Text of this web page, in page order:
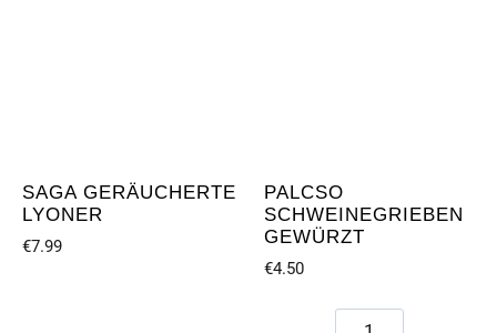
SAGA GERÄUCHERTE
LYONER
€7.99
PALCSO
SCHWEINEGRIEBEN
GEWÜRZT
€4.50
Palcso